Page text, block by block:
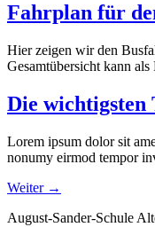
Fahrplan für
Hier zeigen wir den
Gesamtübersicht kann
Die
Lorem ipsum dolor sit
nonumy eirmod tempor
Weiter →
August-Sander-Schule